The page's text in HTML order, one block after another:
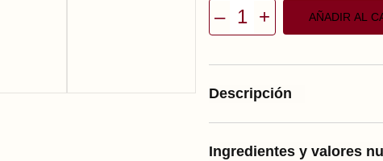
–
C
h
o
r
+ AÑADIR AL
Descripción
Ingredientes y valores